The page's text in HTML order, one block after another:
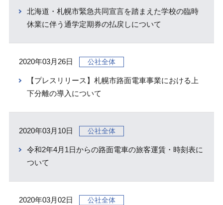
北海道・札幌市緊急共同宣言を踏まえた学校の臨時
休業に伴う通学定期券の払戻しについて
2020年03月26日 公社全体
【プレスリリース】札幌市路面電車事業における上
下分離の導入について
2020年03月10日 公社全体
令和2年4月1日からの路面電車の旅客運賃・時刻表に
ついて
2020年03月02日 公社全体